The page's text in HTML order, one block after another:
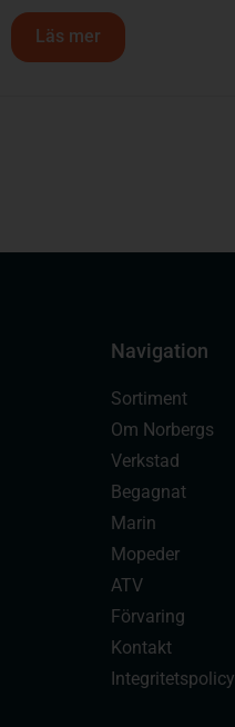
Läs mer
Navigation
Sortiment
Om Norbergs
Verkstad
Begagnat
Marin
Mopeder
ATV
Förvaring
Kontakt
Integritetspolicy